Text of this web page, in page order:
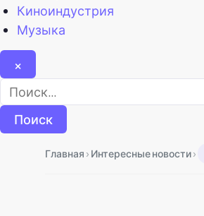
Киноиндустрия
Музыка
×
Найти:
Главная › Интересные новости›